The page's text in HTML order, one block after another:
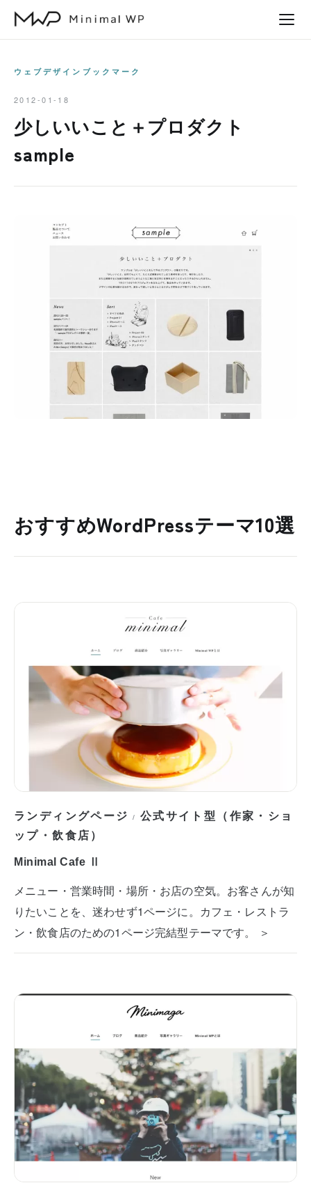
ウェブデザインブックマーク
2012-01-18
少しいいこと＋プロダクト
sample
おすすめWordPressテーマ10選
ランディングページ / 公式サイト型（作家・ショ
ップ・飲食店）
Minimal Cafe Ⅱ
メニュー・営業時間・場所・お店の空気。お客さんが知
りたいことを、迷わせず1ページに。カフェ・レストラ
ン・飲食店のための1ページ完結型テーマです。 ＞